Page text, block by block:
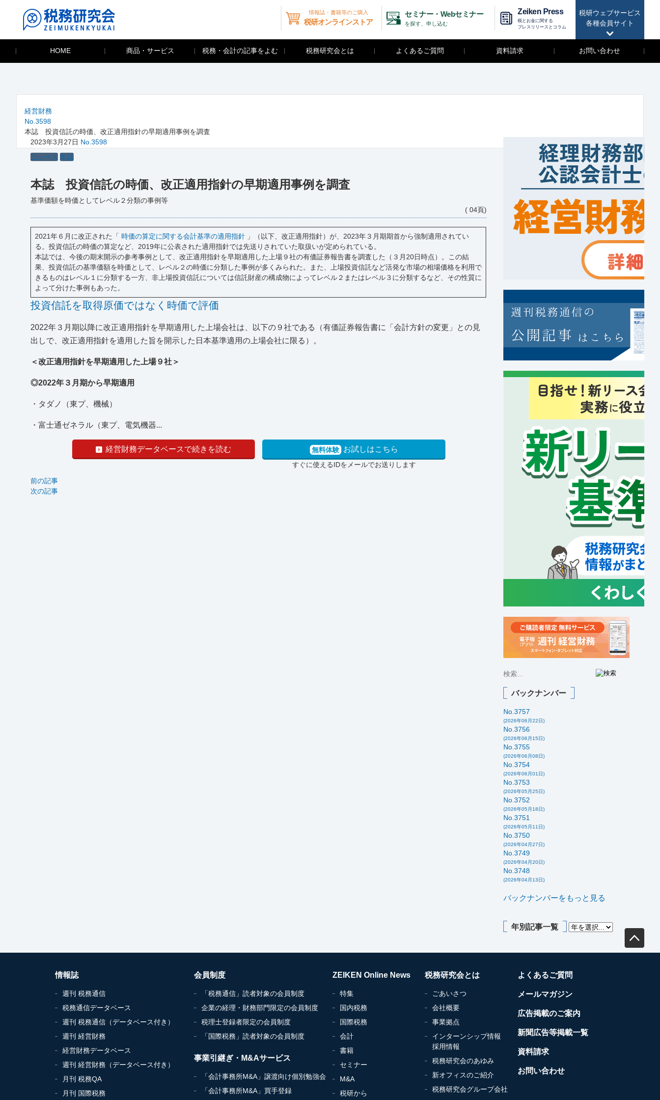
税研ウェブサービス
各種会員サイト
情報誌・書籍等のご購入
税研オンラインストア
セミナー・Webセミナー
を探す、申し込む
Zeiken Press
税とお金に関する
プレスリリースとコラム
HOME 商品・サービス 税務・会計の記事をよむ 税務研究会とは よくあるご質問 資料請求 お問い合わせ
経営財務
No.3598
本誌 投資信託の時価、改正適用指針の早期適用事例を調査
2023年3月27日 No.3598
ニュース 本誌
本誌 投資信託の時価、改正適用指針の早期適用事例を調査
基準価額を時価としてレベル２分類の事例等
( 04頁)
2021年６月に改正された「時価の算定に関する会計基準の適用指針 」（以下、改正適用指針）が、2023年３月期期首から強制適用されてい
る。投資信託の時価の算定など、2019年に公表された適用指針では先送りされていた取扱いが定められている。
本誌では、今後の期末開示の参考事例として、改正適用指針を早期適用した上場９社の有価証券報告書を調査した（３月20日時点）。この結
果、投資信託の基準価額を時価として、レベル２の時価に分類した事例が多くみられた。また、上場投資信託など活発な市場の相場価格を利用で
きるものはレベル１に分類する一方、非上場投資信託については信託財産の構成物によってレベル２またはレベル３に分類するなど、その性質に
よって分けた事例もあった。
投資信託を取得原価ではなく時価で評価
2022年３月期以降に改正適用指針を早期適用した上場会社は、以下の９社である（有価証券報告書に「会計方針の変更」との見
出しで、改正適用指針を適用した旨を開示した日本基準適用の上場会社に限る）。
＜改正適用指針を早期適用した上場９社＞
◎2022年３月期から早期適用
・タダノ（東プ、機械）
・富士通ゼネラル（東プ、電気機器...
経営財務データベースで続きを読む 無料体験 お試しはこちら
すぐに使えるIDをメールでお送りします
前の記事
次の記事
バックナンバー
No.3757
(2026年06月22日)
No.3756
(2026年06月15日)
No.3755
(2026年06月08日)
No.3754
(2026年06月01日)
No.3753
(2026年05月25日)
No.3752
(2026年05月18日)
No.3751
(2026年05月11日)
No.3750
(2026年04月27日)
No.3749
(2026年04月20日)
No.3748
(2026年04月13日)
バックナンバーをもっと見る
年別記事一覧
情報誌
週刊 税務通信
税務通信データベース
週刊 税務通信（データベース付き）
週刊 経営財務
経営財務データベース
週刊 経営財務（データベース付き）
月刊 税務QA
月刊 国際税務
会員制度
「税務通信」読者対象の会員制度
企業の経理・財務部門限定の会員制度
税理士登録者限定の会員制度
「国際税務」読者対象の会員制度
事業引継ぎ・M&Aサービス
「会計事務所M&A」譲渡向け個別勉強会
「会計事務所M&A」買手登録
ZEIKEN Online News
特集
国内税務
国際税務
会計
書籍
セミナー
M&A
税研から
税務研究会とは
ごあいさつ
会社概要
事業拠点
インターンシップ情報
採用情報
税務研究会のあゆみ
新オフィスのご紹介
税務研究会グループ会社
よくあるご質問
メールマガジン
広告掲載のご案内
新聞広告等掲載一覧
資料請求
お問い合わせ